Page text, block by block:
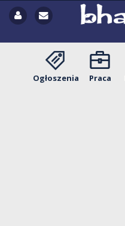
Ogłoszenia Praca